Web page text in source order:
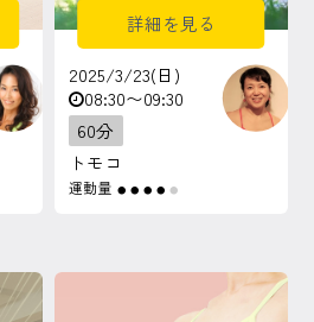
詳細を見る
2025/3/23(日)
08:30〜09:30
60分
トモコ
運動量 ● ● ● ● ●